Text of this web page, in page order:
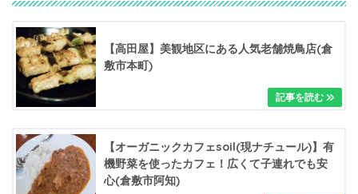
【高田屋】美観地区にある人気老舗焼鳥店(倉
敷市本町)
【オーガニックカフェsoil(現ナチュール)】有
機野菜を使ったカフェ！広くて子連れでも安
心(倉敷市阿知)